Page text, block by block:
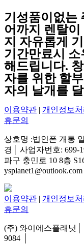
기성품이없는
어까지 렌탈
지 자유롭게
기간만료시
해드립니다.
자를 위한 할
자의 날개를
이용약관 | 개인정보
휴문의
상호명 :법인폰 개통
경│ 사업자번호: 699-
파구 충민로 10 8층
ysplanet1@outlook.com
이용약관 | 개인정보
휴문의
(주) 와이에스플래닛│
9084 │